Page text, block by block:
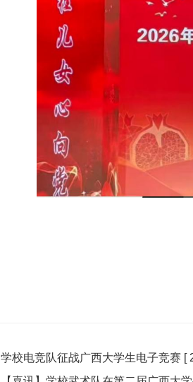
学校电竞队征战广西大学生电子竞赛 [